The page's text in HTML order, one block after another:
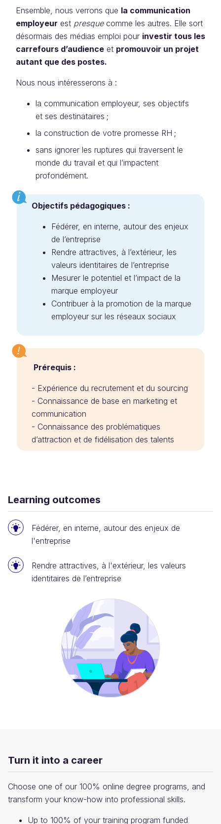
Ensemble, nous verrons que la communication
employeur est presquecomme les autres. Elle sort
désormais des médias emploi pour investir tous les
carrefours d’audience et promouvoir un projet
autant que des postes.
Nous nous intéresserons à :
la communication employeur, ses objectifs
et ses destinataires ;
la construction de votre promesse RH ;
sans ignorer les ruptures qui traversent le
monde du travail et qui l’impactent
profondément.
Objectifs pédagogiques :
Fédérer, en interne, autour des enjeux
de l’entreprise
Rendre attractives, à l’extérieur, les
valeurs identitaires de l’entreprise
Mesurer le potentiel et l’impact de la
marque employeur
Contribuer à la promotion de la marque
employeur sur les réseaux sociaux
Prérequis :
- Expérience du recrutement et du sourcing
- Connaissance de base en marketing et
communication
- Connaissance des problématiques
d’attraction et de fidélisation des talents
Learning outcomes
Fédérer, en interne, autour des enjeux de
l'entreprise
Rendre attractives, à l'extérieur, les valeurs
identitaires de l’entreprise
Turn it into a career
Choose one of our 100% online degree programs, and
transform your know-how into professional skills.
Up to 100% of your training program funded